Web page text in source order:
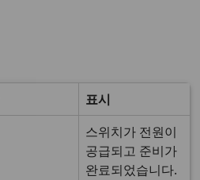
표시
스위치가 전원이
공급되고 준비가
완료되었습니다.